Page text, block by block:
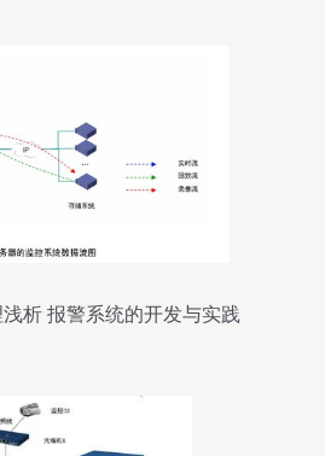
析 报警系统的开发与实践